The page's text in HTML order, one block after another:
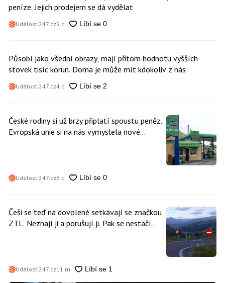
peníze. Jejich prodejem se dá vydělat
Události247.cz5 d
Působí jako všední obrazy, mají přitom hodnotu vyšších
stovek tisíc korun. Doma je může mít kdokoliv z nás
Události247.cz4 d
České rodiny si už brzy připlatí spoustu peněz.
Evropská unie si na nás vymyslela nové
Události247.cz6 d
Češi se teď na dovolené setkávají se značkou
ZTL. Neznají ji a porušují ji. Pak se nestačí
Události247.cz11 m